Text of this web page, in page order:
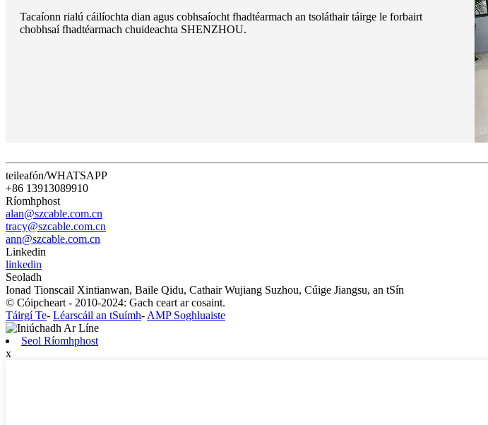
Tacaíonn rialú cáilíochta dian agus cobhsaíocht fhadtéarmach an tsoláthair táirge le forbairt
chobhsaí fhadtéarmach chuideachta SHENZHOU.
teileafón/WHATSAPP
+86 13913089910
Ríomhphost
alan@szcable.com.cn
tracy@szcable.com.cn
ann@szcable.com.cn
Linkedin
linkedin
Seoladh
Ionad Tionscail Xintianwan, Baile Qidu, Cathair Wujiang Suzhou, Cúige Jiangsu, an tSín
© Cóipcheart - 2010-2024: Gach ceart ar cosaint.
Táirgí Te- Léarscáil an tSuímh- AMP Soghluaiste
Seol Ríomhphost
x